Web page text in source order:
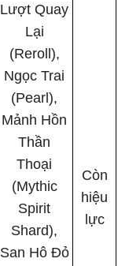
Lượt Quay
Lại
(Reroll),
Ngọc Trai
(Pearl),
Mảnh Hồn
Thần
Thoại
(Mythic
Spirit
Shard),
San Hô Đỏ
Còn
hiệu
lực